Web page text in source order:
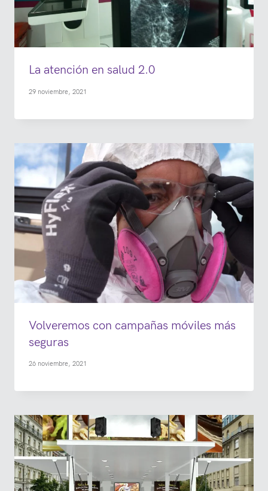
La atención en salud 2.0
29 noviembre, 2021
Volveremos con campañas móviles más
seguras
26 noviembre, 2021